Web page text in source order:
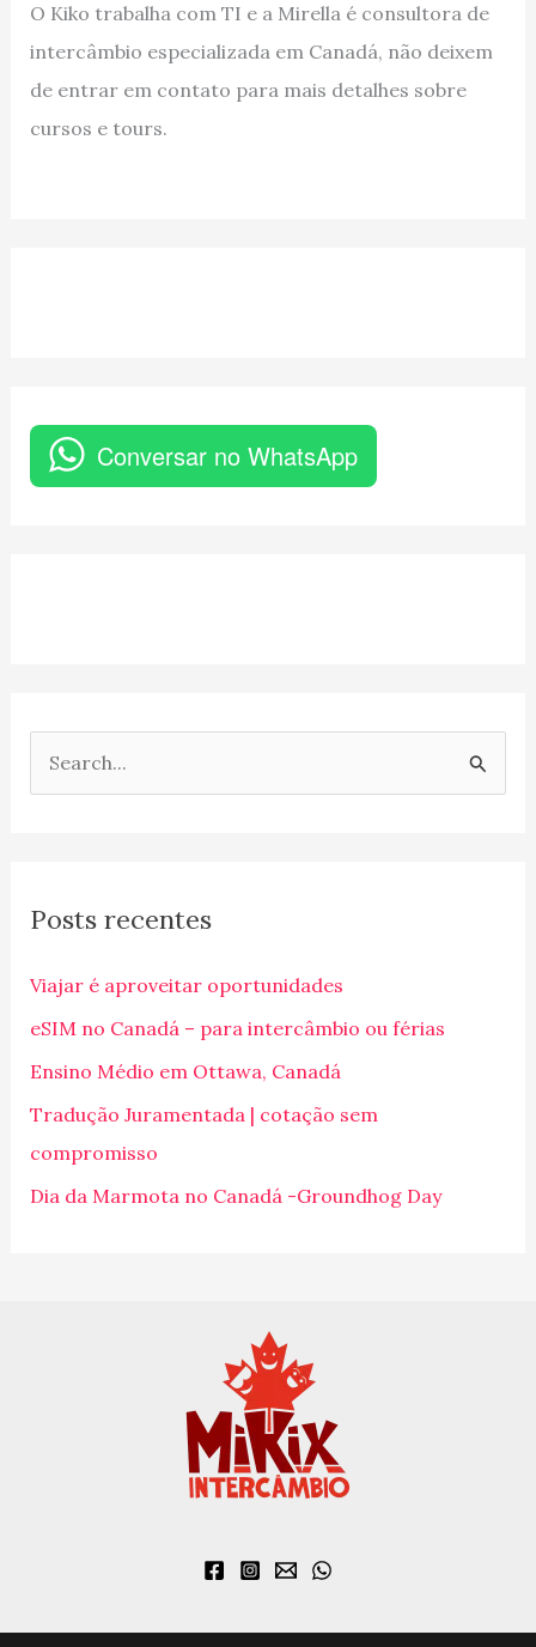
O Kiko trabalha com TI e a Mirella é consultora de
intercâmbio especializada em Canadá, não deixem
de entrar em contato para mais detalhes sobre
cursos e tours.
Conversar no WhatsApp
u
s
a
r
p
o
r
Posts recentes
Viajar é aproveitar oportunidades
eSIM no Canadá – para intercâmbio ou férias
Ensino Médio em Ottawa, Canadá
Tradução Juramentada | cotação sem
compromisso
Dia da Marmota no Canadá -Groundhog Day